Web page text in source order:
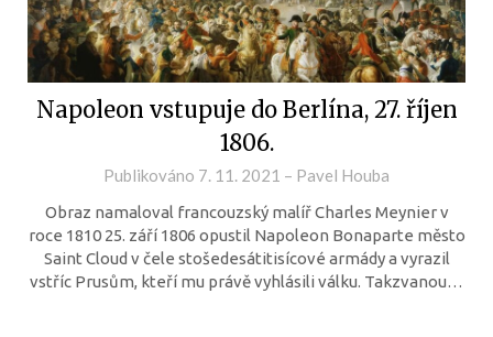
Napoleon vstupuje do Berlína, 27. říjen
1806.
Publikováno 7. 11. 2021 – Pavel Houba
Obraz namaloval francouzský malíř Charles Meynier v
roce 1810 25. září 1806 opustil Napoleon Bonaparte město
Saint Cloud v čele stošedesátitisícové armády a vyrazil
vstříc Prusům, kteří mu právě vyhlásili válku. Takzvanou…